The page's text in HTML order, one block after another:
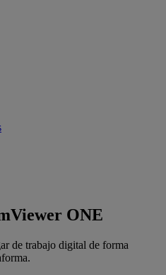
ONE
de trabajo digital de forma